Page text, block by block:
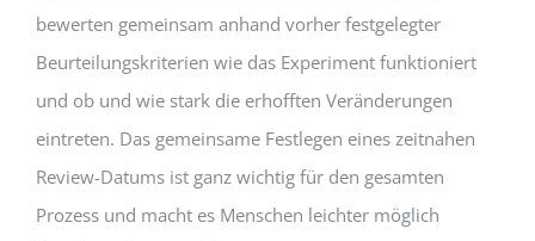
bewerten gemeinsam anhand vorher festgelegter
Beurteilungskriterien wie das Experiment funktioniert
und ob und wie stark die erhofften Veränderungen
eintreten. Das gemeinsame Festlegen eines zeitnahen
Review-Datums ist ganz wichtig für den gesamten
Prozess und macht es Menschen leichter möglich